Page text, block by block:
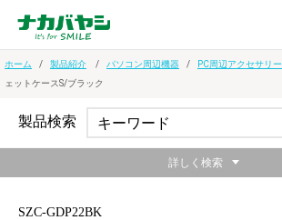
ホーム 製品紹介 パソコン周辺機器 PC周辺アクセサリー
ェットケースS/ブラック
SZC-GDP22BK
製品検索
詳しく検索